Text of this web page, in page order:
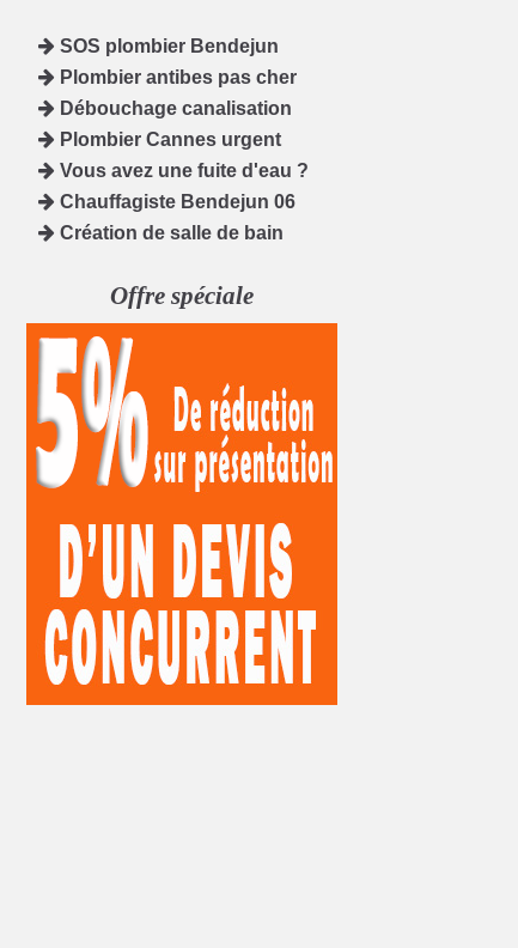
SOS plombier Bendejun
Plombier antibes pas cher
Débouchage canalisation
Plombier Cannes urgent
Vous avez une fuite d'eau ?
Chauffagiste Bendejun 06
Création de salle de bain
Offre spéciale